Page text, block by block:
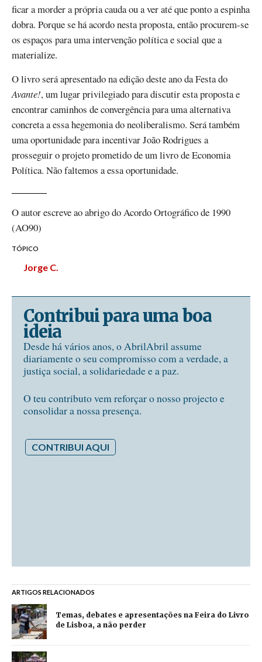
ficar a morder a própria cauda ou a ver até que ponto a espinha
dobra. Porque se há acordo nesta proposta, então procurem-se
os espaços para uma intervenção política e social que a
materialize.
O livro será apresentado na edição deste ano da Festa do
Avante!, um lugar privilegiado para discutir esta proposta e
encontrar caminhos de convergência para uma alternativa
concreta a essa hegemonia do neoliberalismo. Será também
uma oportunidade para incentivar João Rodrigues a
prosseguir o projeto prometido de um livro de Economia
Política. Não faltemos a essa oportunidade.
O autor escreve ao abrigo do Acordo Ortográfico de 1990
(AO90)
TÓPICO
Jorge C.
Contribui para uma boa
ideia
Desde há vários anos, o AbrilAbril assume
diariamente o seu compromisso com a verdade, a
justiça social, a solidariedade e a paz.
O teu contributo vem reforçar o nosso projecto e
consolidar a nossa presença.
CONTRIBUI AQUI
ARTIGOS RELACIONADOS
Temas, debates e apresentações na Feira do Livro
de Lisboa, a não perder